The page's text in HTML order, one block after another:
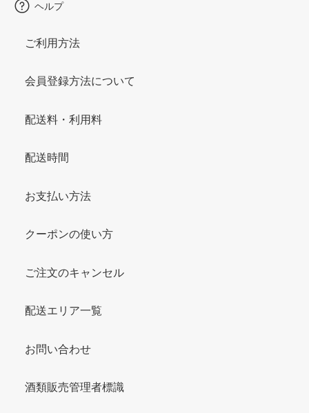
ヘルプ
ご利用方法
会員登録方法について
配送料・利用料
配送時間
お支払い方法
クーポンの使い方
ご注文のキャンセル
配送エリア一覧
お問い合わせ
酒類販売管理者標識